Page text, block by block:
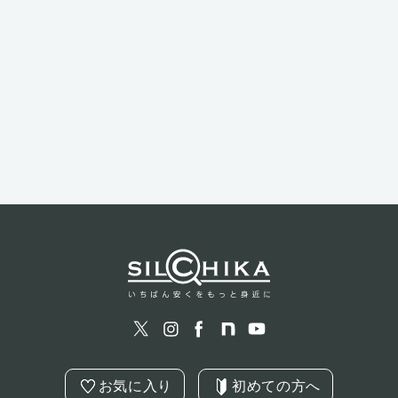
お気に入り 初めての方へ